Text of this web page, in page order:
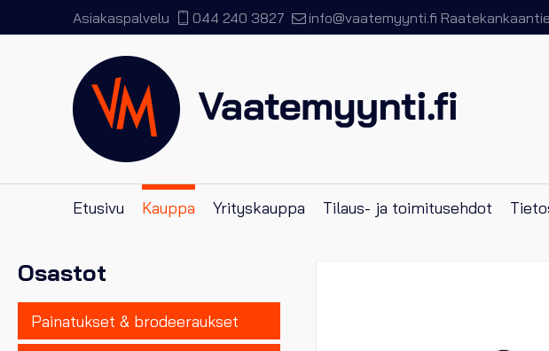
Asiakaspalvelu 044 240 3827 info@vaatemyynti.fi
Etusivu Kauppa Yrityskauppa Tilaus- ja toimitusehdot
Osastot
Painatukset & brodeeraukset